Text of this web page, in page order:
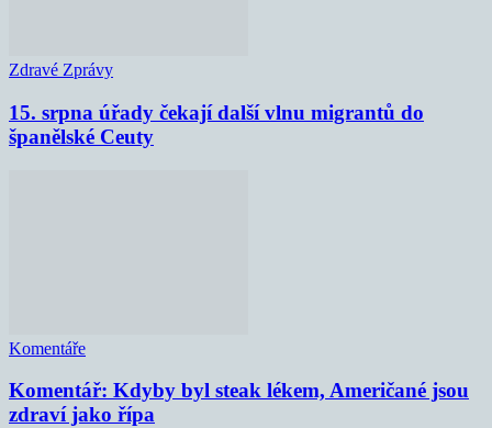
Zdravé Zprávy
15. srpna úřady čekají další vlnu migrantů do
španělské Ceuty
Komentáře
Komentář: Kdyby byl steak lékem, Američané jsou
zdraví jako řípa